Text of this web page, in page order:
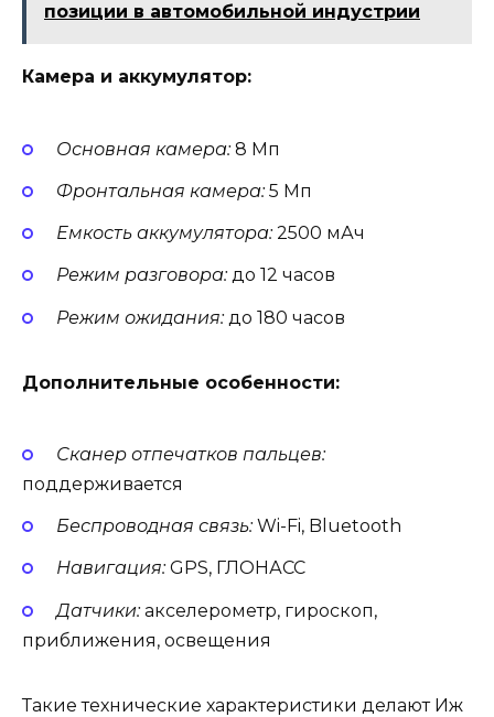
позиции в автомобильной индустрии
Камера и аккумулятор:
Основная камера:8 Мп
Фронтальная камера:5 Мп
Емкость аккумулятора:2500 мАч
Режим разговора:до 12 часов
Режим ожидания:до 180 часов
Дополнительные особенности:
Сканер отпечатков пальцев:
поддерживается
Беспроводная связь:Wi-Fi, Bluetooth
Навигация:GPS, ГЛОНАСС
Датчики:акселерометр, гироскоп,
приближения, освещения
Такие технические характеристики делают Иж